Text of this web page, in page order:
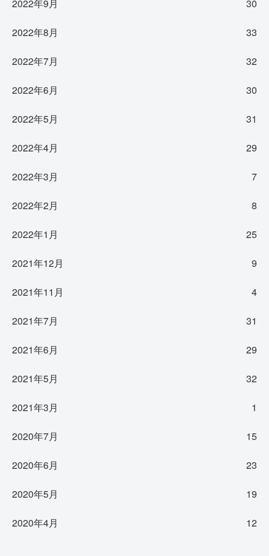
2022年9月 30
2022年8月 33
2022年7月 32
2022年6月 30
2022年5月 31
2022年4月 29
2022年3月 7
2022年2月 8
2022年1月 25
2021年12月 9
2021年11月 4
2021年7月 31
2021年6月 29
2021年5月 32
2021年3月 1
2020年7月 15
2020年6月 23
2020年5月 19
2020年4月 12